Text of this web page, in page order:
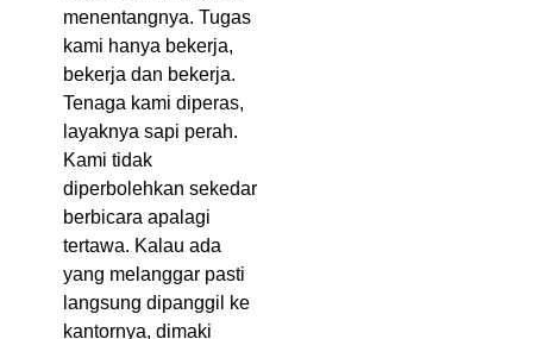
menentangnya. Tugas
kami hanya bekerja,
bekerja dan bekerja.
Tenaga kami diperas,
layaknya sapi perah.
Kami tidak
diperbolehkan sekedar
berbicara apalagi
tertawa. Kalau ada
yang melanggar pasti
langsung dipanggil ke
kantornya, dimaki